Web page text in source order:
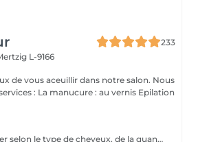
233
L-9166
vous aceuillir dans notre salon. Nous
vernis Epilation
Le tarif final peut varier selon le type de cheveux, de la quantité de produit utilisée et de la création finalement réalisée. Un grand merci d'avance pour votre compréhension Au plaisir de vous revoir très vite ;)